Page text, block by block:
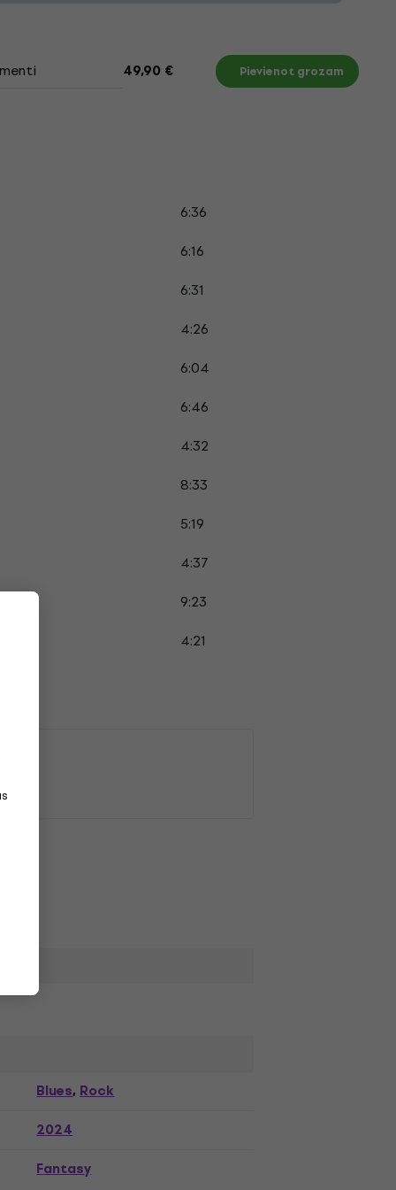
49,90 € Pievienot grozam
6:36
6:16
6:31
4:26
6:04
6:46
4:32
8:33
5:19
4:37
9:23
4:21
Blues,Rock
2024
Fantasy